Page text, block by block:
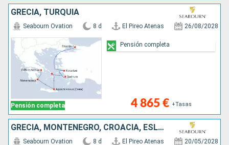
GRECIA, TURQUÍA
Pensión completa
Seabourn Ovation 8 d El Pireo Atenas 26/08/2028
4 865 € +Tasas
Pensión completa
GRECIA, MONTENEGRO, CROACIA, ESLOVENIA, ITALIA
Seabourn Ovation 8 d El Pireo Atenas 20/05/2028